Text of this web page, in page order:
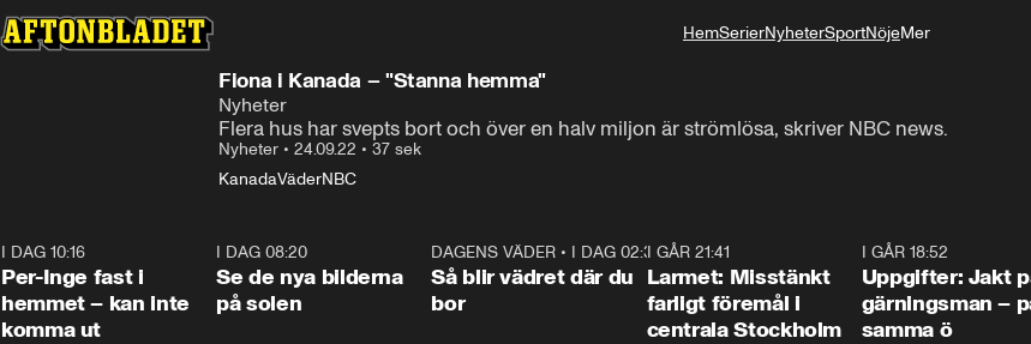
HemSerierNyheterSportNöjeMer
Fiona i Kanada – "Stanna hemma"
Nyheter
Flera hus har svepts bort och över en halv miljon är strömlösa, skriver NBC news.
Nyheter • 24.09.22 • 37 sek
KanadaVäderNBC
I DAG 10:16
Per-Inge fast i
hemmet – kan inte
komma ut
I DAG 08:20
Se de nya bilderna
på solen
1:06
DAGENS VÄDER • I DAG 02:30
Så blir vädret där du
bor
I GÅR 21:41
Larmet: Misstänkt
farligt föremål i
centrala Stockholm
I GÅR 18:52
Uppgifter: Jakt
gärningsman –
samma ö